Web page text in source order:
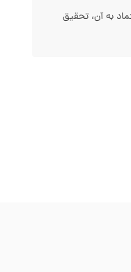
به آن، تحقیق